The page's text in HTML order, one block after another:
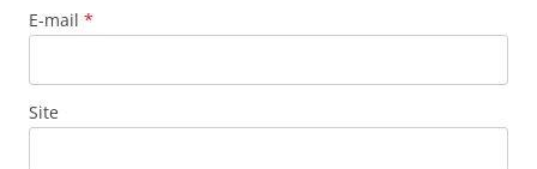
E-mail *
Site